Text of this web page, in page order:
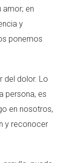
amor; en
y
ponemos
del dolor. Lo
persona, es
en nosotros,
y reconocer